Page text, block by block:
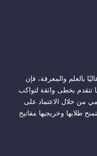
بالعلم والمعرفة، فإن
تتقدم بخطى واثقة لتواكب
من خلال الاعتماد على
طلابها وخريجيها مفاتيح